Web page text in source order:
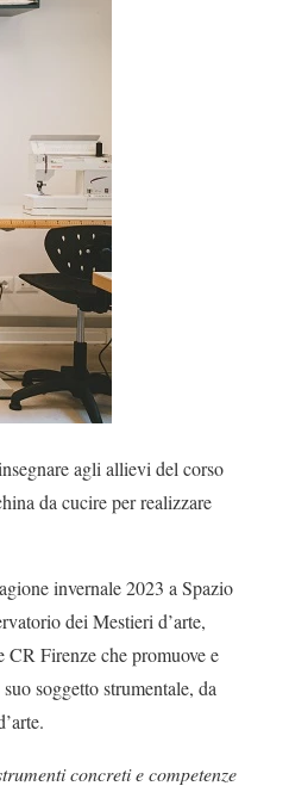
agli allievi del corso
da cucire per realizzare
invernale 2023 a Spazio
dei Mestieri d’arte,
Firenze che promuove e
soggetto strumentale, da
concreti e competenze